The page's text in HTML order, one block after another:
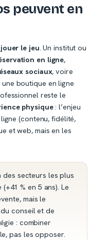
peuvent en
jouer le jeu. Un institut ou
en ligne,
sociaux, voire
une boutique en ligne
reste le
physique: l’enjeu
(contenu, fidélité,
et web, mais en les
des secteurs les plus
% en 5 ans). Le
mais le
conseil et de
: combiner
pas les opposer.